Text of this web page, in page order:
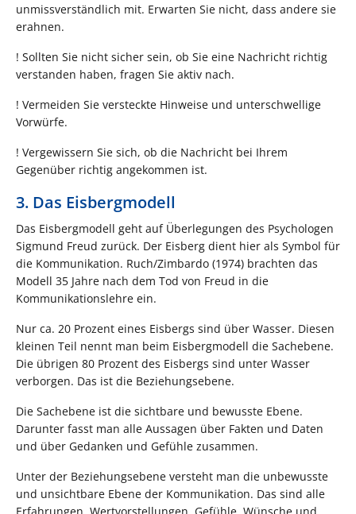
unmissverständlich mit. Erwarten Sie nicht, dass andere sie
erahnen.
! Sollten Sie nicht sicher sein, ob Sie eine Nachricht richtig
verstanden haben, fragen Sie aktiv nach.
! Vermeiden Sie versteckte Hinweise und unterschwellige
Vorwürfe.
! Vergewissern Sie sich, ob die Nachricht bei Ihrem
Gegenüber richtig angekommen ist.
3. Das Eisbergmodell
Das Eisbergmodell geht auf Überlegungen des Psychologen
Sigmund Freud zurück. Der Eisberg dient hier als Symbol für
die Kommunikation. Ruch/Zimbardo (1974) brachten das
Modell 35 Jahre nach dem Tod von Freud in die
Kommunikationslehre ein.
Nur ca. 20 Prozent eines Eisbergs sind über Wasser. Diesen
kleinen Teil nennt man beim Eisbergmodell die Sachebene.
Die übrigen 80 Prozent des Eisbergs sind unter Wasser
verborgen. Das ist die Beziehungsebene.
Die Sachebene ist die sichtbare und bewusste Ebene.
Darunter fasst man alle Aussagen über Fakten und Daten
und über Gedanken und Gefühle zusammen.
Unter der Beziehungsebene versteht man die unbewusste
und unsichtbare Ebene der Kommunikation. Das sind alle
Erfahrungen, Wertvorstellungen, Gefühle, Wünsche und